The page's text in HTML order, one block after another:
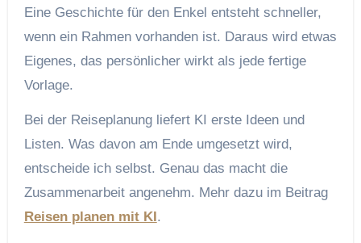
Eine Geschichte für den Enkel entsteht schneller,
wenn ein Rahmen vorhanden ist. Daraus wird etwas
Eigenes, das persönlicher wirkt als jede fertige
Vorlage.
Bei der Reiseplanung liefert KI erste Ideen und
Listen. Was davon am Ende umgesetzt wird,
entscheide ich selbst. Genau das macht die
Zusammenarbeit angenehm. Mehr dazu im Beitrag
Reisen planen mit KI.